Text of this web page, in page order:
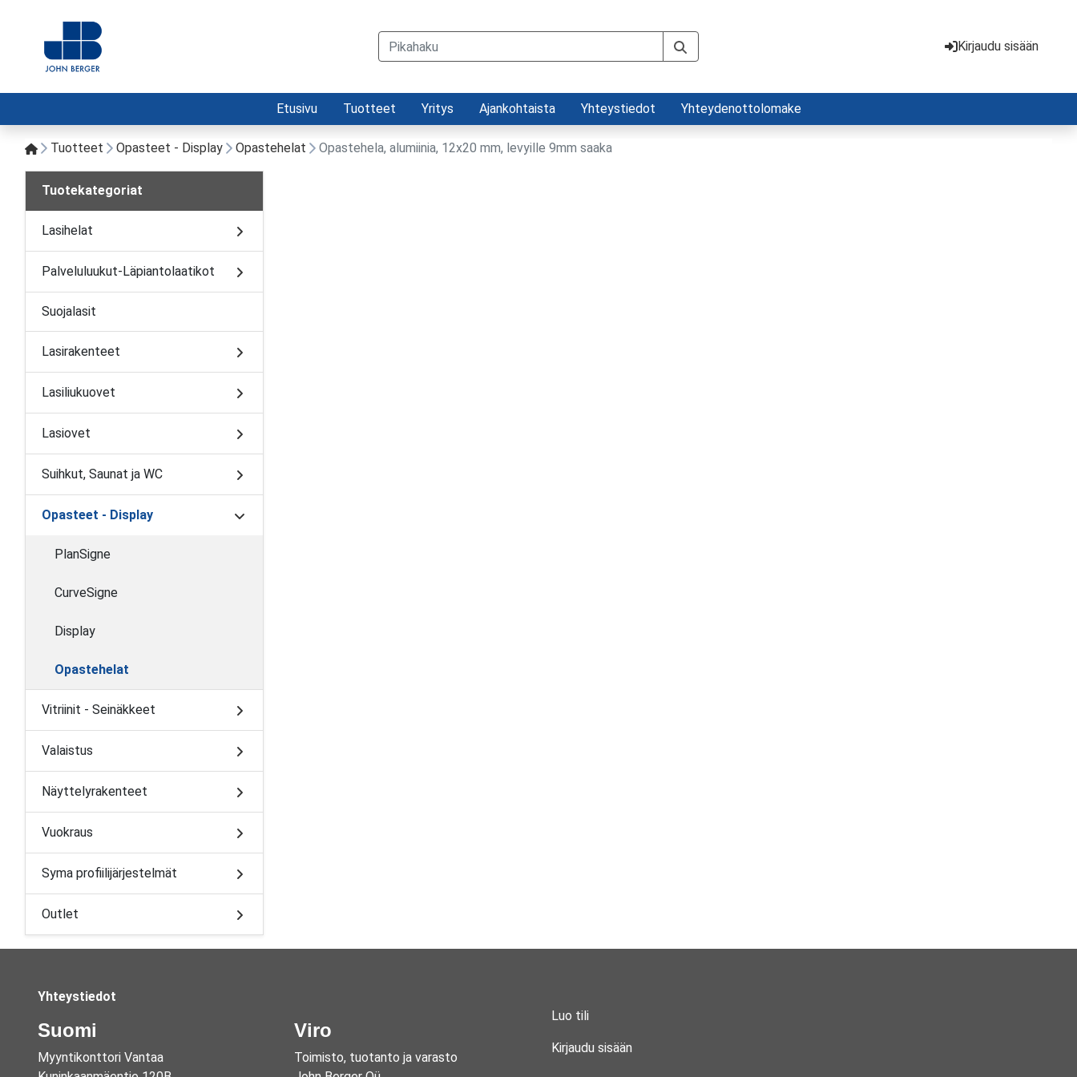
Kirjaudu sisään
Etusivu Tuotteet Yritys Ajankohtaista Yhteystiedot Yhteydenottolomake
Tuotteet Opasteet - Display Opastehelat Opastehela, alumiinia, 12x20 mm, levyille 9mm saaka
Tuotekategoriat
Lasihelat
Palveluluukut-Läpiantolaatikot
Suojalasit
Lasirakenteet
Lasiliukuovet
Lasiovet
Suihkut, Saunat ja WC
Opasteet - Display
PlanSigne
CurveSigne
Display
Opastehelat
Vitriinit - Seinäkkeet
Valaistus
Näyttelyrakenteet
Vuokraus
Syma profiilijärjestelmät
Outlet
Yhteystiedot
Suomi
Myyntikonttori Vantaa
Viro
Toimisto, tuotanto ja varasto
Luo tili
Kirjaudu sisään